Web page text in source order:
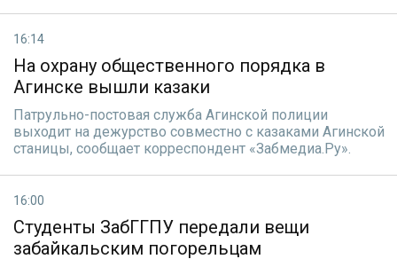
16:14
На охрану общественного порядка в
Агинске вышли казаки
Патрульно-постовая служба Агинской полиции
выходит на дежурство совместно с казаками Агинской
станицы, сообщает корреспондент «Забмедиа.Ру».
16:00
Студенты ЗабГГПУ передали вещи
забайкальским погорельцам